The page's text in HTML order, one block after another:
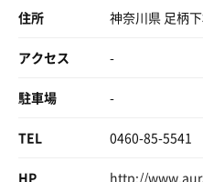
住所 神奈川県 足柄
アクセス -
駐車場 -
TEL 0460-85-5541
HP http://